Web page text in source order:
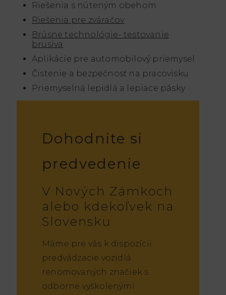
Riešenia s núteným obehom
Riešenia pre zváračov
Brúsne technológie- testovanie
brusiva
Aplikácie pre automobilový priemysel
Čistenie a bezpečnosť na pracovisku
Priemyselná lepidlá a lepiace pásky
Dohodnite si
predvedenie
V Nových Zámkoch
alebo kdekoľvek na
Slovensku
Máme pre vás k dispozícii
predvádzacie vozidlá
renomovaných značiek s
odborne vyškolenými